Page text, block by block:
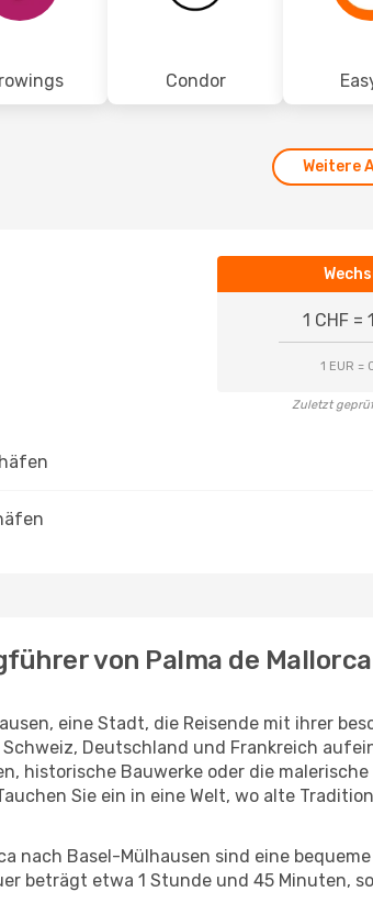
Condor
Weitere
1 CHF =
1 EUR =
Zuletzt
von Palma de
eine Stadt, die Reisende mit ihrer
Schweiz, Deutschland und Frankreich
historische Bauwerke oder die
Sie ein in eine Welt, wo alte
nach Basel-Mülhausen sind eine
beträgt etwa 1 Stunde und 45 Minuten,